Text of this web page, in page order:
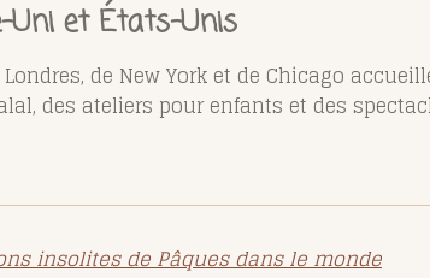
Uni et États-Unis
Londres, de New York et de Chicago
des ateliers pour enfants et des
insolites de Pâques dans le monde